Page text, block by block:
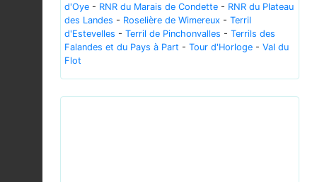
d'Oye - RNR du Marais de Condette - RNR du Plateau
des Landes - Roselière de Wimereux - Terril
d'Estevelles - Terril de Pinchonvalles - Terrils des
Falandes et du Pays à Part - Tour d'Horloge - Val du
Flot